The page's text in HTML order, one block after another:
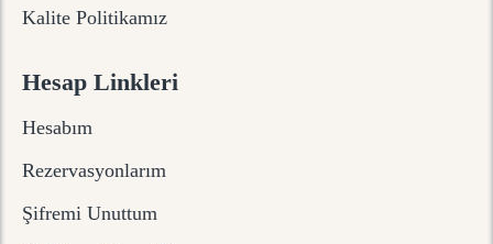
Kalite Politikamız
Hesap Linkleri
Hesabım
Rezervasyonlarım
Şifremi Unuttum